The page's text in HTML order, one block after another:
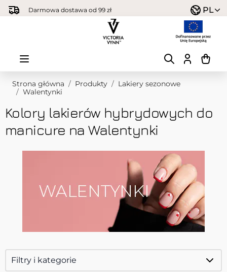
Przejdź do treści
Darmowa dostawa od 99 zł PL
Strona główna / Produkty / Lakiery sezonowe
/ Walentynki
Kolory lakierów hybrydowych do
manicure na Walentynki
Filtry i kategorie